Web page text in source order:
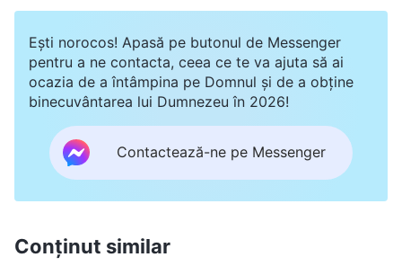
greșeala? Există vreo legătură între acest lucru
și practicarea adevărului?(Nu există nicio
legătură.)De ce spui că nu există nicio
legătură? A te certa despre bine și rău nu
înseamnă respectarea adevărurilor-principii, nu
înseamnă a discuta sau a avea părtășie despre
vorbesc întotdeauna despre cine are dreptate
Ești norocos! Apasă pe butonul de Messenger
pentru a ne contacta, ceea ce te va ajuta să ai
ocazia de a întâmpina pe Domnul și de a obține
binecuvântarea lui Dumnezeu în 2026!
Contactează-ne pe Messenger
Conținut similar